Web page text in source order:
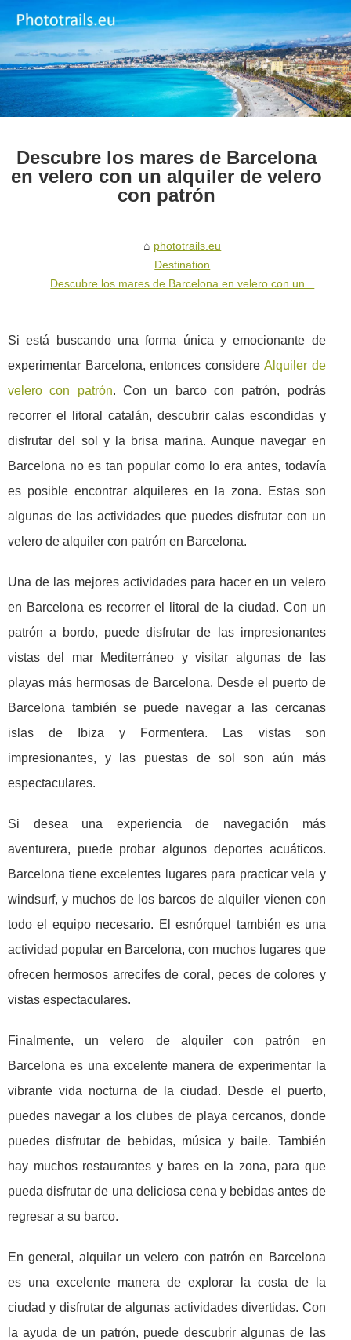
Descubre los mares de Barcelona
en velero con un alquiler de velero
con patrón
phototrails.eu
Destination
Descubre los mares de Barcelona en velero con un...
Si está buscando una forma única y emocionante de
experimentar Barcelona, entonces considere Alquiler de
velero con patrón. Con un barco con patrón, podrás
recorrer el litoral catalán, descubrir calas escondidas y
disfrutar del sol y la brisa marina. Aunque navegar en
Barcelona no es tan popular como lo era antes, todavía
es posible encontrar alquileres en la zona. Estas son
algunas de las actividades que puedes disfrutar con un
velero de alquiler con patrón en Barcelona.
Una de las mejores actividades para hacer en un velero
en Barcelona es recorrer el litoral de la ciudad. Con un
patrón a bordo, puede disfrutar de las impresionantes
vistas del mar Mediterráneo y visitar algunas de las
playas más hermosas de Barcelona. Desde el puerto de
Barcelona también se puede navegar a las cercanas
islas de Ibiza y Formentera. Las vistas son
impresionantes, y las puestas de sol son aún más
espectaculares.
Si desea una experiencia de navegación más
aventurera, puede probar algunos deportes acuáticos.
Barcelona tiene excelentes lugares para practicar vela y
windsurf, y muchos de los barcos de alquiler vienen con
todo el equipo necesario. El esnórquel también es una
actividad popular en Barcelona, con muchos lugares que
ofrecen hermosos arrecifes de coral, peces de colores y
vistas espectaculares.
Finalmente, un velero de alquiler con patrón en
Barcelona es una excelente manera de experimentar la
vibrante vida nocturna de la ciudad. Desde el puerto,
puedes navegar a los clubes de playa cercanos, donde
puedes disfrutar de bebidas, música y baile. También
hay muchos restaurantes y bares en la zona, para que
pueda disfrutar de una deliciosa cena y bebidas antes de
regresar a su barco.
En general, alquilar un velero con patrón en Barcelona
es una excelente manera de explorar la costa de la
ciudad y disfrutar de algunas actividades divertidas. Con
la ayuda de un patrón, puede descubrir algunas de las